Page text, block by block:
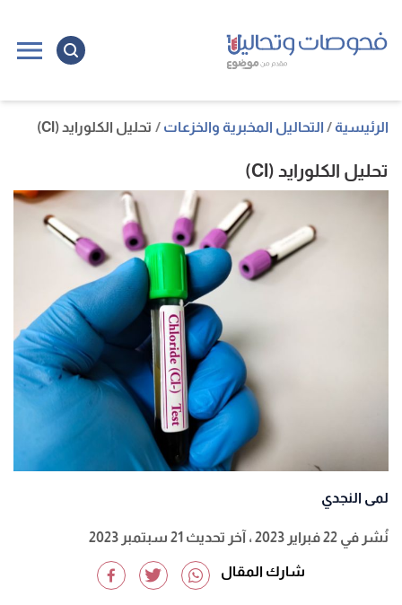
الرئيسية
التحاليل المخبرية والخزعات تحليل الكلورايد (Cl)
تحليل الكلورايد (Cl)
لمى النجدي
نُشر في 22 فبراير 2023 ، آخر تحديث 21 سبتمبر 2023
شارك المقال